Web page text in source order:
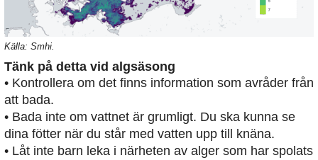
Källa: Smhi.
Tänk på detta vid algsäsong
• Kontrollera om det finns information som avråder från
att bada.
• Bada inte om vattnet är grumligt. Du ska kunna se
dina fötter när du står med vatten upp till knäna.
• Låt inte barn leka i närheten av alger som har spolats